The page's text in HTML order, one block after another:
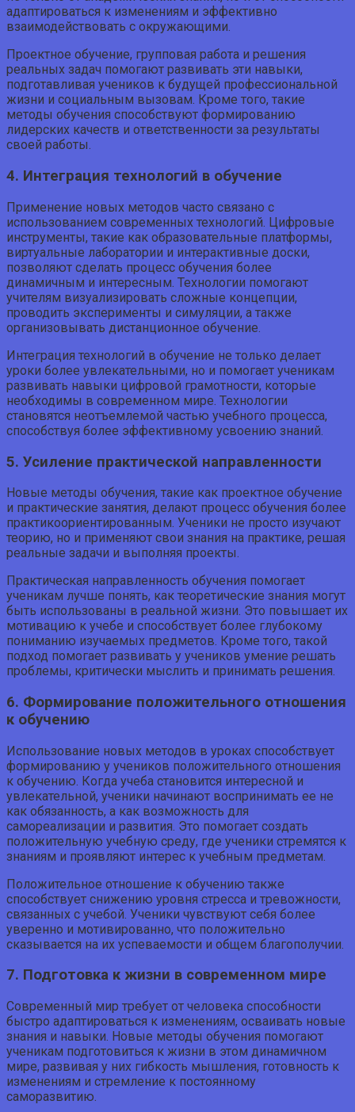
адаптироваться к изменениям и эффективно
взаимодействовать с окружающими.
Проектное обучение, групповая работа и решения
реальных задач помогают развивать эти навыки,
подготавливая учеников к будущей профессиональной
жизни и социальным вызовам. Кроме того, такие
методы обучения способствуют формированию
лидерских качеств и ответственности за результаты
своей работы.
4. Интеграция технологий в обучение
Применение новых методов часто связано с
использованием современных технологий. Цифровые
инструменты, такие как образовательные платформы,
виртуальные лаборатории и интерактивные доски,
позволяют сделать процесс обучения более
динамичным и интересным. Технологии помогают
учителям визуализировать сложные концепции,
проводить эксперименты и симуляции, а также
организовывать дистанционное обучение.
Интеграция технологий в обучение не только делает
уроки более увлекательными, но и помогает ученикам
развивать навыки цифровой грамотности, которые
необходимы в современном мире. Технологии
становятся неотъемлемой частью учебного процесса,
способствуя более эффективному усвоению знаний.
5. Усиление практической направленности
Новые методы обучения, такие как проектное обучение
и практические занятия, делают процесс обучения более
практикоориентированным. Ученики не просто изучают
теорию, но и применяют свои знания на практике, решая
реальные задачи и выполняя проекты.
Практическая направленность обучения помогает
ученикам лучше понять, как теоретические знания могут
быть использованы в реальной жизни. Это повышает их
мотивацию к учебе и способствует более глубокому
пониманию изучаемых предметов. Кроме того, такой
подход помогает развивать у учеников умение решать
проблемы, критически мыслить и принимать решения.
6. Формирование положительного отношения
к обучению
Использование новых методов в уроках способствует
формированию у учеников положительного отношения
к обучению. Когда учеба становится интересной и
увлекательной, ученики начинают воспринимать ее не
как обязанность, а как возможность для
самореализации и развития. Это помогает создать
положительную учебную среду, где ученики стремятся к
знаниям и проявляют интерес к учебным предметам.
Положительное отношение к обучению также
способствует снижению уровня стресса и тревожности,
связанных с учебой. Ученики чувствуют себя более
уверенно и мотивированно, что положительно
сказывается на их успеваемости и общем благополучии.
7. Подготовка к жизни в современном мире
Современный мир требует от человека способности
быстро адаптироваться к изменениям, осваивать новые
знания и навыки. Новые методы обучения помогают
ученикам подготовиться к жизни в этом динамичном
мире, развивая у них гибкость мышления, готовность к
изменениям и стремление к постоянному
саморазвитию.